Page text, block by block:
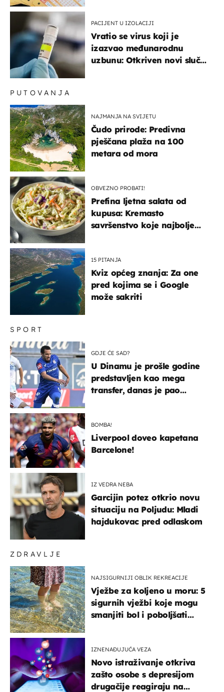
PACIJENT U IZOLACIJI
Vratio se virus koji je
izazvao međunarodnu
uzbunu: Otkriven novi slučaj
ZDRAVLJE
NAJSIGURNIJI OBLIK REKREACIJE
Vježbe za koljeno u moru: 5
sigurnih vježbi koje mogu
smanjiti bol i poboljšati
IZNENAĐUJUĆA VEZA
Novo istraživanje otkriva
zašto osobe s depresijom
drugačije reagiraju na
SPORT
GDJE ĆE SAD?
U Dinamu je prošle godine
predstavljen kao mega
transfer, danas je pao
BOMBA!
Liverpool doveo kapetana
Barcelone!
IZ VEDRA NEBA
Garcijin potez otkrio novu
situaciju na Poljudu: Mladi
hajdukovac pred odlaskom
PUTOVANJA
NAJMANJA NA SVIJETU
Čudo prirode: Predivna
pješčana plaža na 100
metara od mora
OBVEZNO PROBATI!
Prefina ljetna salata od
kupusa: Kremasto
savršenstvo koje najbolje
15 PITANJA
Kviz općeg znanja: Za one
pred kojima se i Google
može sakriti